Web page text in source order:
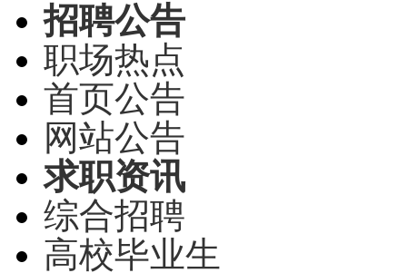
招聘公告
职场热点
首页公告
网站公告
求职资讯
综合招聘
高校毕业生